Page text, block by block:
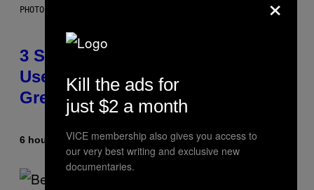
PHOTO BY GREGORY BOJORQUEZ/GETTY IMAGES
3 Songs That Were Commonly
Used As a Ringtone or Voicemail
Greeting in the 2000s
6 hours agoByDan Milam
Kill the ads for
just $2 a month
VICE membership also gives you access to
our very best writing and exclusive new
documentaries.